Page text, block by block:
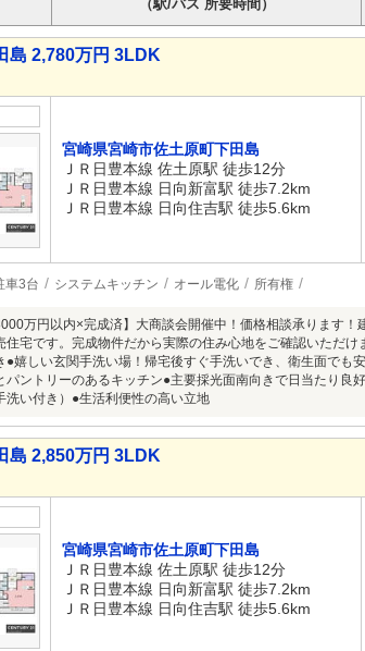
（駅/バス 所要時間）
島 2,780万円 3LDK
宮崎県宮崎市佐土原町下田島
ＪＲ日豊本線 佐土原駅 徒歩12分
ＪＲ日豊本線 日向新富駅 徒歩7.2km
ＪＲ日豊本線 日向住吉駅 徒歩5.6km
車3台 システムキッチン オール電化 所有権
万円以内×完成済】大商談会開催中！価格相談承ります
住宅です。完成物件だから実際の住み心地をご確認いただ
●嬉しい玄関手洗い場！帰宅後すぐ手洗いでき、衛生面でも
パントリーのあるキッチン●主要採光面南向きで日当たり
洗い付き）●生活利便性の高い立地
島 2,850万円 3LDK
宮崎県宮崎市佐土原町下田島
ＪＲ日豊本線 佐土原駅 徒歩12分
ＪＲ日豊本線 日向新富駅 徒歩7.2km
ＪＲ日豊本線 日向住吉駅 徒歩5.6km